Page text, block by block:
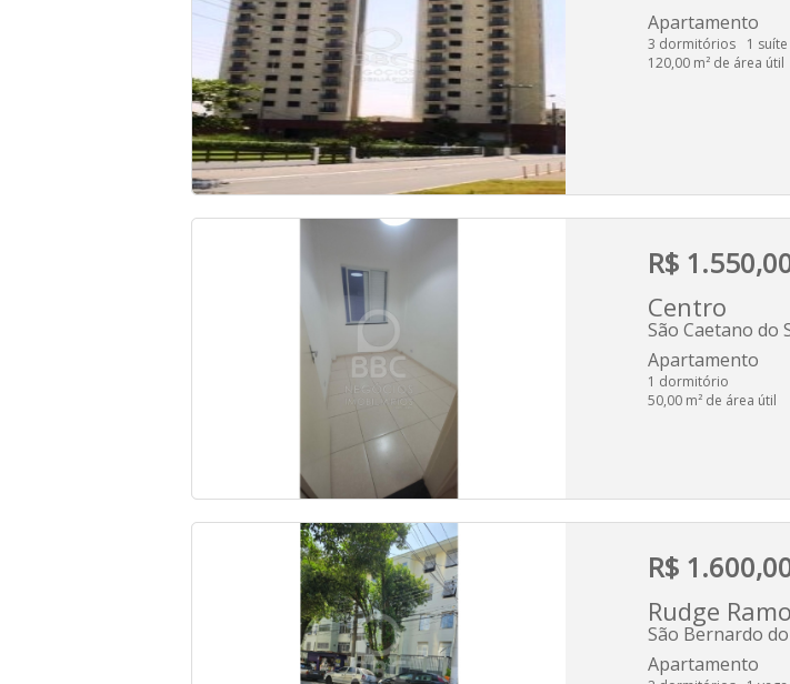
Apartamento
3 dormitórios 1 suíte
120,00 m² de área útil
R$
Centro
São Caetano do
Apartamento
1 dormitório
50,00 m² de área útil
R$
Rudge
São Bernardo
Apartamento